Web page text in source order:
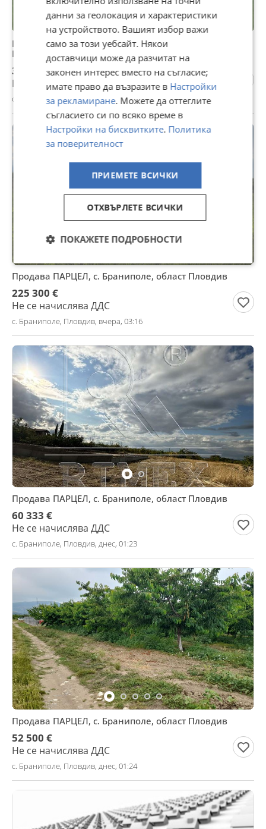
Продава ЗЕМЕДЕЛСКА ЗЕМЯ, с. Браниполе, област
Пловдив
348 000 €
Не се начислява ДДС
с. Браниполе, Пловдив, вчера, 03:16
Продава ПАРЦЕЛ, с. Браниполе, област Пловдив
225 300 €
Не се начислява ДДС
с. Браниполе, Пловдив, вчера, 03:16
Продава ПАРЦЕЛ, с. Браниполе, област Пловдив
60 333 €
Не се начислява ДДС
с. Браниполе, Пловдив, днес, 01:23
Продава ПАРЦЕЛ, с. Браниполе, област Пловдив
52 500 €
Не се начислява ДДС
с. Браниполе, Пловдив, днес, 01:24
данни за геолокация и характеристики
на устройството. Вашият избор важи
само за този уебсайт. Някои
доставчици може да разчитат на
законен интерес вместо на съгласие;
имате право да възразите в Настройки
за рекламиране. Можете да оттеглите
съгласието си по всяко време в
Настройки на бисквитките. Политика
за поверителност
ПРИЕМЕТЕ ВСИЧКИ
ОТХВЪРЛЕТЕ ВСИЧКИ
ПОКАЖЕТЕ ПОДРОБНОСТИ